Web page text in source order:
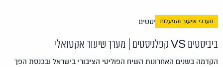
מערכי שיעור והפעלות
ביביסטים VS קפלניסטים | מערך שיעור אקטואלי
הקדמה בשנים האחרונות השיח הפוליטי הציבורי בישראל ובכנסת הפך